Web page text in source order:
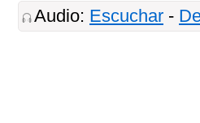
Audio: Escuchar -